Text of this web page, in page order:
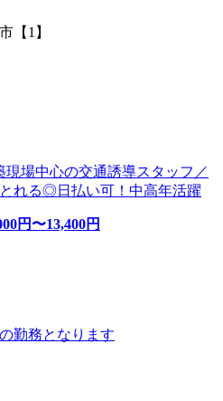
【1】
場中心の交通誘導スタッフ／
れる◎日払い可！中高年活躍
円〜13,400円
勤務となります